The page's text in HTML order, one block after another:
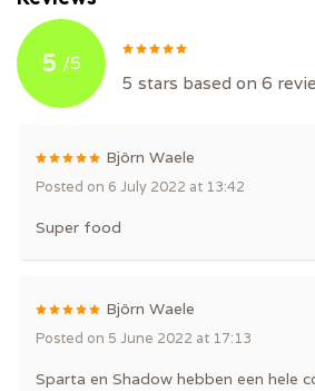
5 /5
5 stars based on 6
Björn Waele
Posted on 6 July 2022 at 13:42
Super food
Björn Waele
Posted on 5 June 2022 at 17:13
Sparta en Shadow hebben een hele